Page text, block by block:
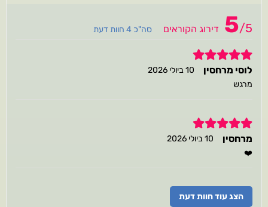
5/5 דירוג הקוראים סה"כ 4 חוות דעת
5
לוסי מרחסין
10 ביולי 2026
מרגש
5
מרחסין
10 ביולי 2026
❤️
הצג עוד חוות דעת